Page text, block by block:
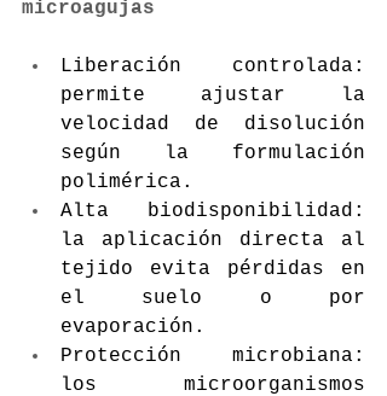
microagujas
Liberación controlada:
permite ajustar la
velocidad de disolución
según la formulación
polimérica.
Alta biodisponibilidad:
la aplicación directa al
tejido evita pérdidas en
el suelo o por
evaporación.
Protección microbiana:
los microorganismos